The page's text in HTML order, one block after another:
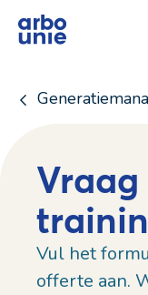
Vraag
Vul het
offerte aan.